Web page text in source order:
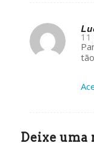
s
ays:
11
Deixe uma